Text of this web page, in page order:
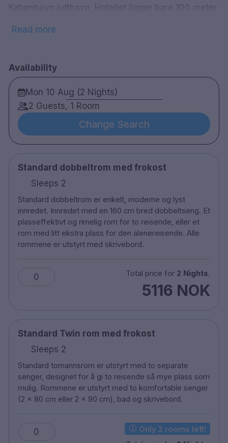
København lufthavn. Hotellet ligger bare 100 meter
finner du tivoli fornøyelsespark, Town Hall Plaza og
komforten til alle de bekvemmeligheter og ene
kommer i pris. Hotellet er stolt av servicenivået de
tilbyr, og enten du vil ligge i sengen eller stå opp
og utforske byen, er hotellet designet for å støtte
deg hele veien. Copenhagen Star tilbyr en
avslappende bar og en vakker gårdsplass samt
muligheten til å starte morgenen med en solid
134 rom
Dobbel rom og familierom
Bad med dusj
Gratis WiFi
TV
Safe
Vaskeri
Strykejern/ strykebrett ved forespørsel
om tilgjengelighet
Sen- utsjekking koster ekstra - med forbehold
Husdyr er tillatt mot et gebyr
Parkering mot en avgift
Røykfritt
5 minutters gange til Tivoli
10 minutters gange til Rådhusstranden
Read more
Availability
Mon 10 Aug (2 Nights)
2 Guests, 1 Room
Change Search
Standard dobbeltrom med frokost
Sleeps 2
Standard dobbeltrom er enkelt, moderne og lyst
innredet. Innredet med en 160 cm bred dobbeltseng. Et
plasseffektivt og rimelig rom for to reisende, eller et
rom med litt ekstra plass for den alenereisende. Alle
rommene er utstyrt med skrivebord.
0 Total price for 2 Nights.
5116 NOK
Standard Twin rom med frokost
Sleeps 2
Standard tomannsrom er utstyrt med to separate
senger, designet for å gi to reisende så mye plass som
mulig. Rommene er utstyrt med to komfortable senger
(2 x 80 cm eller 2 x 90 cm), bad og skrivebord.
0
Only 2 rooms left!